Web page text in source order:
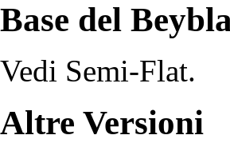
Base del
Vedi Semi-Flat.
Altre Versioni